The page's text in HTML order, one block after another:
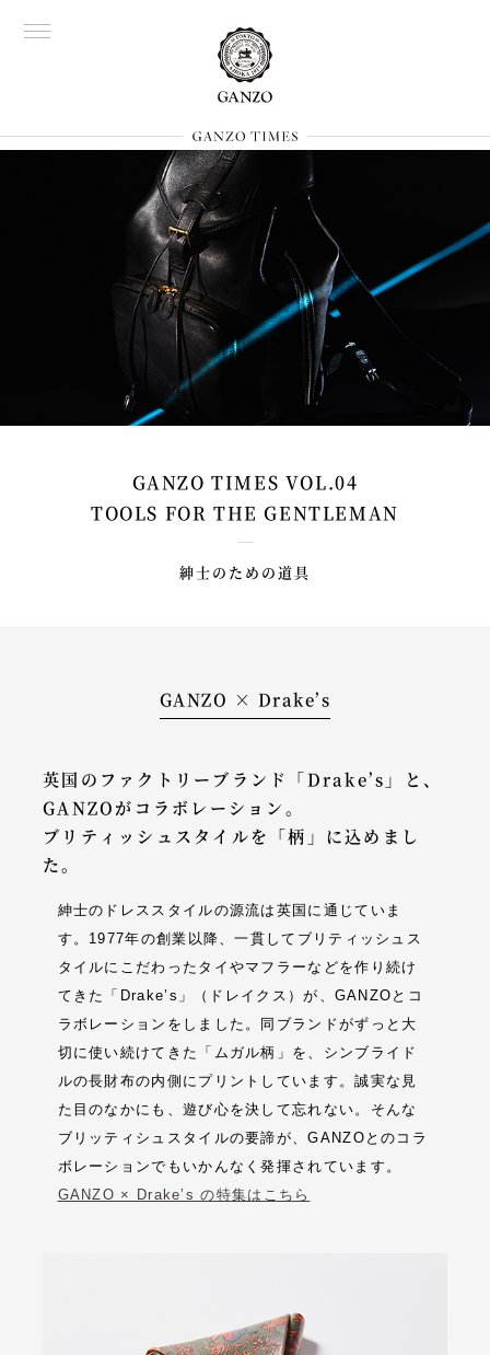
GANZO TIMES VOL.04
TOOLS FOR THE GENTLEMAN
紳士のための道具
GANZO × Drake’s
英国のファクトリーブランド「Drake’s」と、
GANZOがコラボレーション。
ブリティッシュスタイルを「柄」に込めまし
た。
紳士のドレススタイルの源流は英国に通じていま
す。1977年の創業以降、一貫してブリティッシュス
タイルにこだわったタイやマフラーなどを作り続け
てきた「Drake’s」（ドレイクス）が、GANZOとコ
ラボレーションをしました。同ブランドがずっと大
切に使い続けてきた「ムガル柄」を、シンブライド
ルの長財布の内側にプリントしています。誠実な見
た目のなかにも、遊び心を決して忘れない。そんな
ブリッティシュスタイルの要諦が、GANZOとのコラ
ボレーションでもいかんなく発揮されています。
GANZO × Drake’s の特集はこちら